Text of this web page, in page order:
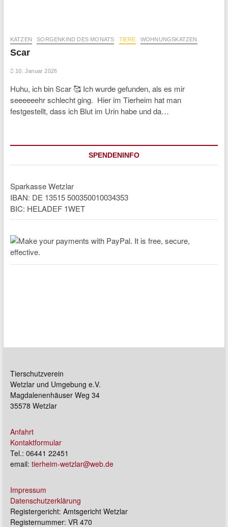
KATZEN SORGENKIND DES MONATS TIERE WOHNUNGSKATZEN
Scar
10. Januar 2026
Huhu, ich bin Scar 🥰 Ich wurde gefunden, als es mir
seeeeeehr schlecht ging. Hier im Tierheim hat man
festgestellt, dass ich Blut im Urin habe und da…
SPENDENINFO
Sparkasse Wetzlar
IBAN: DE 13515 500350010034353
BIC: HELADEF 1WET
Tierschutzverein
Wetzlar und Umgebung e.V.
Magdalenenhäuser Weg 34
35578 Wetzlar
Anfahrt
Kontaktformular
Tel.: 06441 22451
email: tierheim-wetzlar@web.de
Impressum
Datenschutzerklärung
Registergericht: Amtsgericht Wetzlar
Registernummer: VR 470